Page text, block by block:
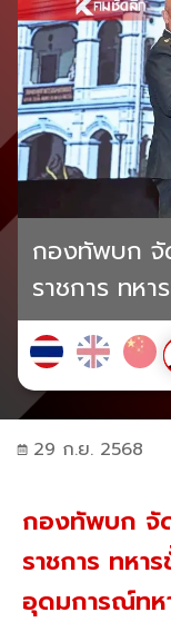
กองทัพบก จั
ราชการ ทห
29 ก.ย. 2568
กองทัพบก จั
ราชการ ทหา
อุดมการณ์ทห